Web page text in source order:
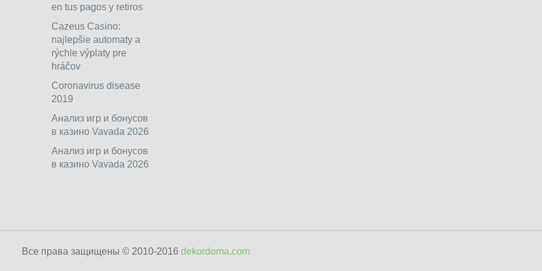
en tus pagos y retiros
Cazeus Casino:
najlepšie automaty a
rýchle výplaty pre
hráčov
Coronavirus disease
2019
Анализ игр и бонусов
в казино Vavada 2026
Анализ игр и бонусов
в казино Vavada 2026
Все права защищены © 2010-2016 dekordoma.com